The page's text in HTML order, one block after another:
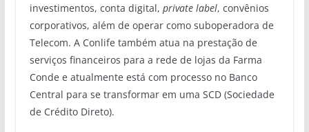
investimentos, conta digital, private label, convênios
corporativos, além de operar como suboperadora de
Telecom. A Conlife também atua na prestação de
serviços financeiros para a rede de lojas da Farma
Conde e atualmente está com processo no Banco
Central para se transformar em uma SCD (Sociedade
de Crédito Direto).